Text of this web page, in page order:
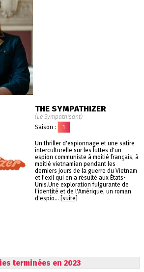
THE SYMPATHIZER
(Le Sympathisant)
Saison :
1
Un thriller d'espionnage et une satire
interculturelle sur les luttes d'un
espion communiste à moitié français, à
moitié vietnamien pendant les
derniers jours de la guerre du Vietnam
et l'exil qui en a résulté aux États-
Unis.Une exploration fulgurante de
l'identité et de l'Amérique, un roman
d'espio... [suite]
terminées en 2023